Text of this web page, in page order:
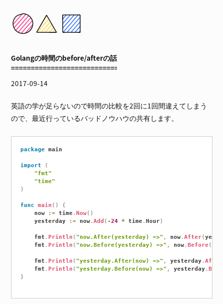
Golangの時間のbefore/afterの話
2017-09-14
英語の学が足らないので時間の比較を2回に1回間違えてしまう
ので、最近行っているバッドノウハウの共有します。
package main
import
(
"fmt"
"time"
)
func main ( )
{
	now
:= time. Now( )
	yesterday
:= now. Add ( -24 * time. Hour)
	fmt
. Println ( "now.After(yesterday) =>" , now. After(
	fmt
. Println ( "now.Before(yesterday) =>" , now. Before(
	fmt
. Println ( "yesterday.After(now) =>" , yesterday. After
	fmt
. Println ( "yesterday.Before(now) =>" , yesterday.
}